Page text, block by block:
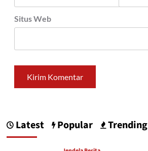
Situs Web
Latest Popular Trending